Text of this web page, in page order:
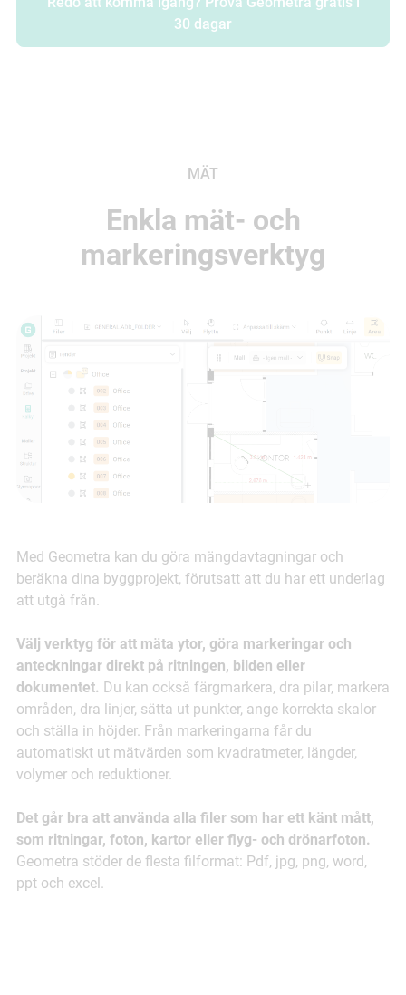
30 dagar
MÄT
Enkla mät- och
markeringsverktyg
Med Geometra kan du göra mängdavtagningar och
beräkna dina byggprojekt, förutsatt att du har ett underlag
att utgå från.
Välj verktyg för att mäta ytor, göra markeringar och
anteckningar direkt på ritningen, bilden eller
dokumentet. Du kan också färgmarkera, dra pilar, markera
områden, dra linjer, sätta ut punkter, ange korrekta skalor
och ställa in höjder. Från markeringarna får du
automatiskt ut mätvärden som kvadratmeter, längder,
volymer och reduktioner.
Det går bra att använda alla filer som har ett känt mått,
som ritningar, foton, kartor eller flyg- och drönarfoton.
Geometra stöder de flesta filformat: Pdf, jpg, png, word,
ppt och excel.